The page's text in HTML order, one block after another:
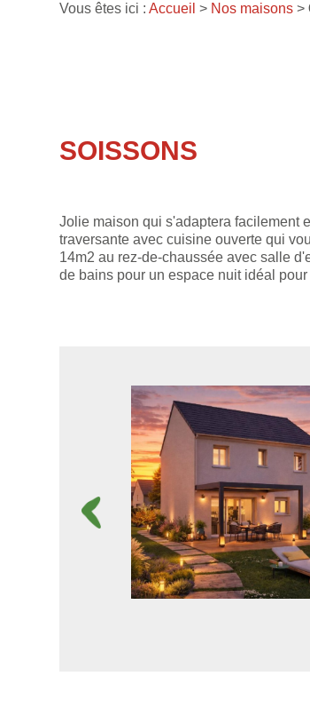
Vous êtes ici :Accueil > Nos maisons >
SOISSONS
Jolie maison qui s'adaptera facilement
traversante avec cuisine ouverte qui
14m2 au rez-de-chaussée avec salle
de bains pour un espace nuit idéal